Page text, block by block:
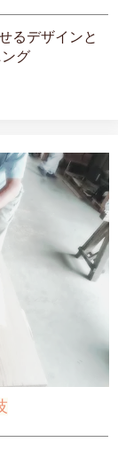
るデザインと
グ